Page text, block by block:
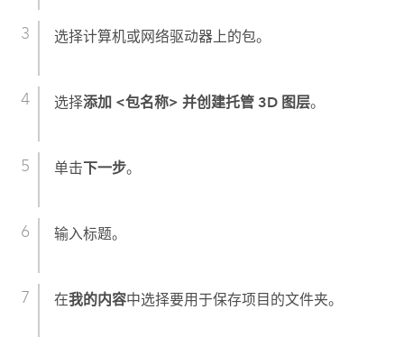
选择计算机或网络驱动器上的包。
选择添加 <包名称> 并创建托管 3D 图层。
单击下一步。
输入标题。
在我的内容中选择要用于保存项目的文件夹。